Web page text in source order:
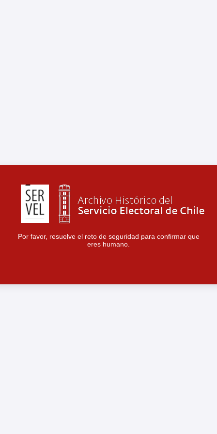
Por favor, resuelve el reto de seguridad para confirmar que
eres humano.